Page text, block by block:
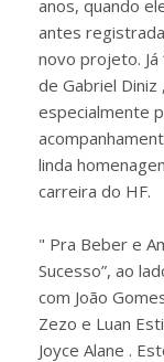
anos, quando
antes
novo projeto. Já
de Gabriel
especialmente
linda
carreira do HF.
" Pra Beber e
Sucesso”, ao
com João
Zezo e Luan
Joyce Alane .